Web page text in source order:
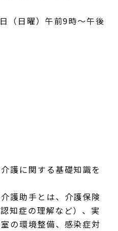
（日曜）午前9時～午後
護に関する基礎知識を
護助手とは、介護保険
知症の理解など）、実
の環境整備、感染症対